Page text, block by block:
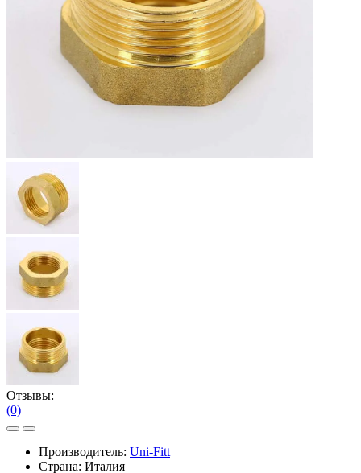
Отзывы:
(0)
Производитель: Uni-Fitt
Страна: Италия